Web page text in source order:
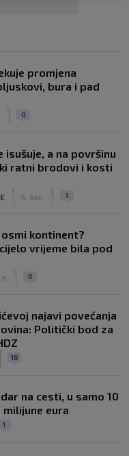
promjena
bura i pad
0
isušuje, a na površinu
ratni brodovi i kosti
5. kol. 1
kontinent?
vrijeme bila pod
h 0
najavi povećanja
Politički bod za
16
na cesti, u samo 10
eura
1